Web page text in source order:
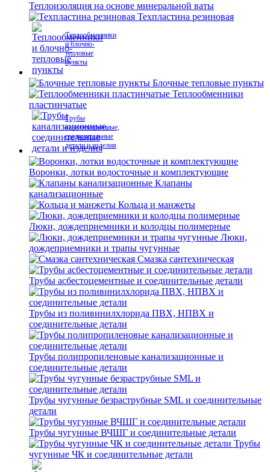
Теплоизоляция на основе минеральной ваты
Техпластина резиновая
Теплообменники
и блочно-
тепловые
пункты
Блочные тепловые пункты
Теплообменники
пластинчатые
Трубы
канализационные,
соединительные
детали и изделия
Воронки, лотки водосточные и комплектующие
Клапаны
канализационные
Кольца и манжеты
Люки, дождеприемники и колодцы полимерные
Люки,
дождеприемники и трапы чугунные
Смазка сантехническая
Трубы асбестоцементные и соединительные детали
Трубы из поливинилхлорида ПВХ, НПВХ и
соединительные детали
Трубы полипропиленовые канализационные и
соединительные детали
Трубы чугунные безраструбные SML и соединительные
детали
Трубы чугунные ВЧШГ и соединительные детали
Трубы
чугунные ЧК и соединительные детали